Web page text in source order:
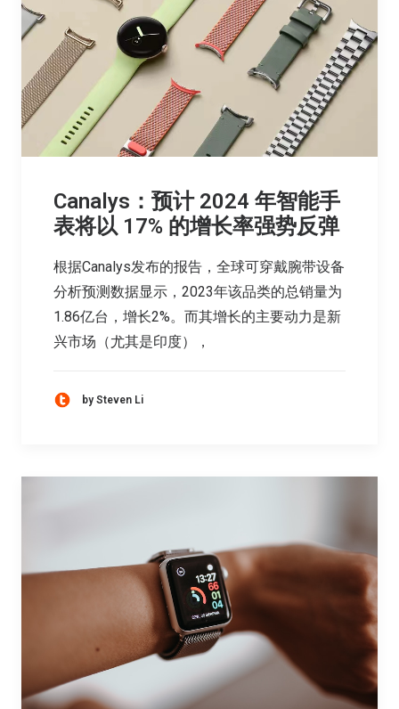
Canalys：预计 2024 年智能手
表将以 17% 的增长率强势反弹
根据Canalys发布的报告，全球可穿戴腕带设备
分析预测数据显示，2023年该品类的总销量为
1.86亿台，增长2%。而其增长的主要动力是新
兴市场（尤其是印度），
by Steven Li